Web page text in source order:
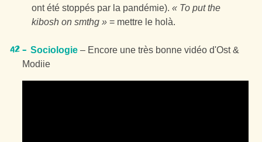
ont été stoppés par la pandémie).« To put the
kibosh on smthg » = mettre le holà.
Sociologie – Encore une très bonne vidéo d'Ost &
Modiie